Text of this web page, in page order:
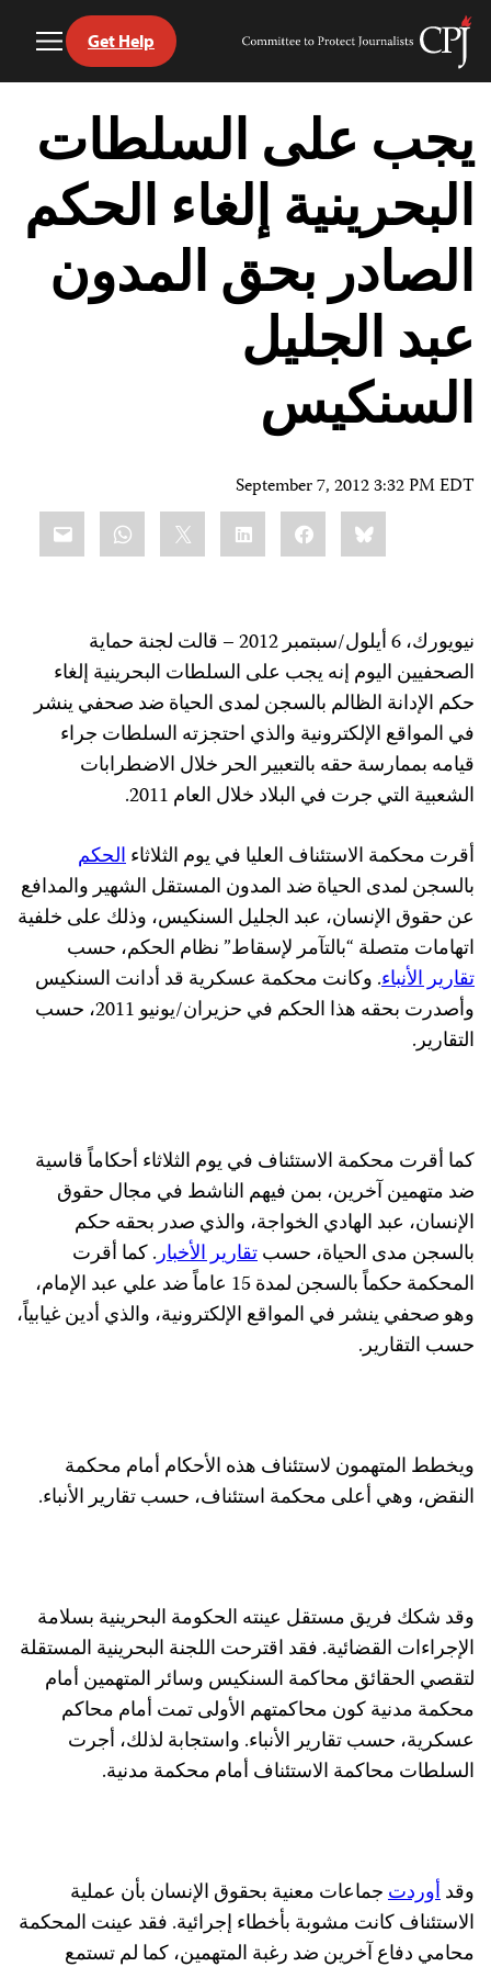
Skip
content
Committee
Journalists
Get Help
يجب على السلطات
البحرينية إلغاء الحكم
الصادر بحق المدون
عبد الجليل
السنكيس
September 7, 2012 3:32 PM EDT
Bluesky
Facebook
LinkedIn
نيويورك، 6 أيلول/سبتمبر 2012 – قالت لجنة حماية
الصحفيين اليوم إنه يجب على السلطات البحرينية إلغاء
حكم الإدانة الظالم بالسجن لمدى الحياة ضد صحفي ينشر
في المواقع الإلكترونية والذي احتجزته السلطات جراء
قيامه بممارسة حقه بالتعبير الحر خلال الاضطرابات
الشعبية التي جرت في البلاد خلال العام 2011.
أقرت محكمة الاستئناف العليا في يوم الثلاثاءالحكم
بالسجن لمدى الحياة ضد المدون المستقل الشهير والمدافع
عن حقوق الإنسان، عبد الجليل السنكيس، وذلك على خلفية
اتهامات متصلة “بالتآمر لإسقاط” نظام الحكم، حسب
تقارير الأنباء. وكانت محكمة عسكرية قد أدانت السنكيس
وأصدرت بحقه هذا الحكم في حزيران/يونيو 2011، حسب
التقارير.
كما أقرت محكمة الاستئناف في يوم الثلاثاء أحكاماً قاسية
ضد متهمين آخرين، بمن فيهم الناشط في مجال حقوق
الإنسان، عبد الهادي الخواجة، والذي صدر بحقه حكم
بالسجن مدى الحياة، حسبتقارير الأخبار. كما أقرت
المحكمة حكماً بالسجن لمدة 15 عاماً ضد علي عبد الإمام،
وهو صحفي ينشر في المواقع الإلكترونية، والذي أدين غيابياً،
حسب التقارير.
ويخطط المتهمون لاستئناف هذه الأحكام أمام محكمة
النقض، وهي أعلى محكمة استئناف، حسب تقارير الأنباء.
وقد شكك فريق مستقل عينته الحكومة البحرينية بسلامة
الإجراءات القضائية. فقد اقترحت اللجنة البحرينية المستقلة
لتقصي الحقائق محاكمة السنكيس وسائر المتهمين أمام
محكمة مدنية كون محاكمتهم الأولى تمت أمام محاكم
عسكرية، حسب تقارير الأنباء. واستجابة لذلك، أجرت
السلطات محاكمة الاستئناف أمام محكمة مدنية.
وقدأوردتجماعات معنية بحقوق الإنسان بأن عملية
الاستئناف كانت مشوبة بأخطاء إجرائية. فقد عينت المحكمة
محامي دفاع آخرين ضد رغبة المتهمين، كما لم تستمع